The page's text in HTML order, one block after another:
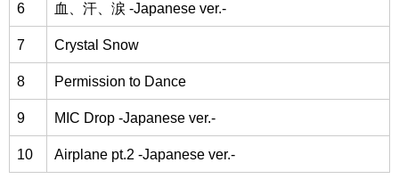
6 血、汗、涙 -Japanese ver.-
7 Crystal Snow
8 Permission to Dance
9 MIC Drop -Japanese ver.-
10 Airplane pt.2 -Japanese ver.-